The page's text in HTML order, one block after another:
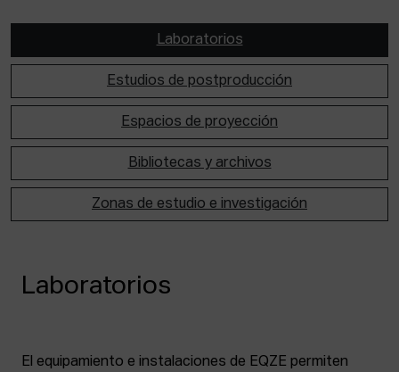
Laboratorios
Estudios de postproducción
Espacios de proyección
Bibliotecas y archivos
Zonas de estudio e investigación
Laboratorios
El equipamiento e instalaciones de EQZE permiten